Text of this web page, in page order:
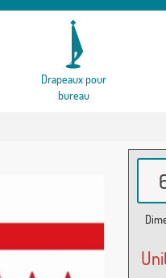
Drapeaux pour
bureau